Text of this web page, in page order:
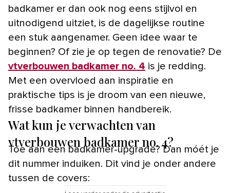
badkamer er dan ook nog eens stijlvol en
uitnodigend uitziet, is de dagelijkse routine
een stuk aangenamer. Geen idee waar te
beginnen? Of zie je op tegen de renovatie? De
vtverbouwen badkamer no. 4 is je redding.
Met een overvloed aan inspiratie en
praktische tips is je droom van een nieuwe,
frisse badkamer binnen handbereik.
Wat kun je verwachten van
vtverbouwen badkamer no. 4?
Toe aan een badkamer-upgrade? Dan móét je
dit nummer induiken. Dit vind je onder andere
tussen de covers: